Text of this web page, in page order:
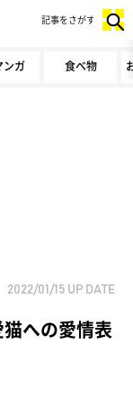
ンガ 食べ物
記事をさがす
2022/01/15 UP DATE
への愛情表